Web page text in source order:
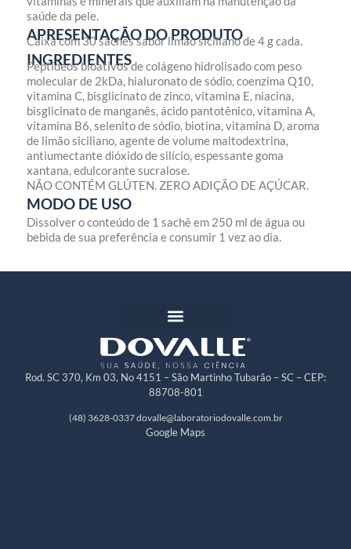
saúde da pele.
APRESENTAÇÃO DO PRODUTO
Caixa com 30 sachês sabor limão siciliano de 4 g cada.
INGREDIENTES
Peptídeos bioativos de colágeno hidrolisado com peso
molecular de 2kDa, hialuronato de sódio, coenzima Q10,
vitamina C, bisglicinato de zinco, vitamina E, niacina,
bisglicinato de manganês, ácido pantotênico, vitamina A,
vitamina B6, selenito de sódio, biotina, vitamina D, aroma
de limão siciliano, agente de volume maltodextrina,
antiumectante dióxido de silício, espessante goma
xantana, edulcorante sucralose.
NÃO CONTÉM GLÚTEN. ZERO ADIÇÃO DE AÇÚCAR.
MODO DE USO
Dissolver o conteúdo de 1 sachê em 250 ml de água ou
bebida de sua preferência e consumir 1 vez ao dia.
Rod. SC 370, Km 03, No 4151 – São Martinho Tubarão – SC – CEP:
88708-801
(48) 3628-0337dovalle@laboratoriodovalle.com.br
Google Maps